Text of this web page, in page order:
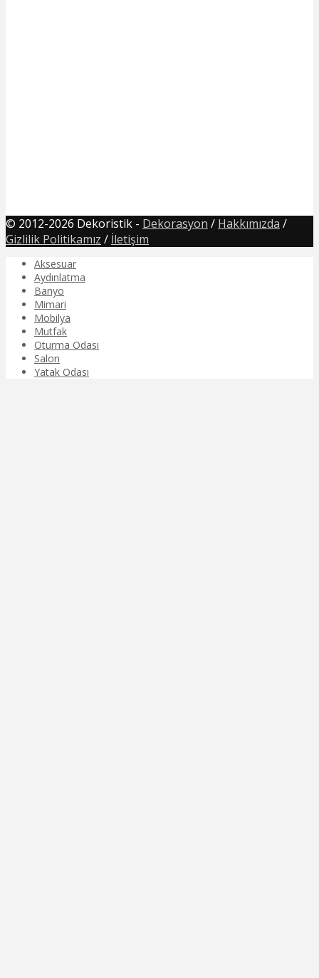
© 2012-2026 Dekoristik - Dekorasyon / Hakkımızda /
Gizlilik Politikamız / İletişim
Aksesuar
Aydınlatma
Banyo
Mimari
Mobilya
Mutfak
Oturma Odası
Salon
Yatak Odası